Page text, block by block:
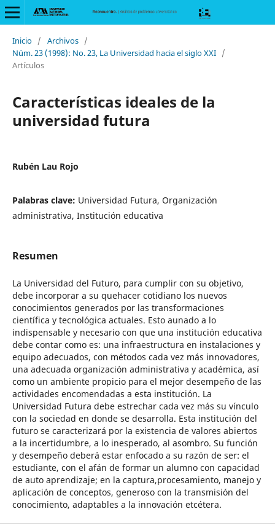
Inicio / Archivos /
Núm. 23 (1998): No. 23, La Universidad hacia el siglo XXI /
Artículos
Características ideales de la
universidad futura
Rubén Lau Rojo
Palabras clave: Universidad Futura, Organización
administrativa, Institución educativa
Resumen
La Universidad del Futuro, para cumplir con su objetivo,
debe incorporar a su quehacer cotidiano los nuevos
conocimientos generados por las transformaciones
científica y tecnológica actuales. Esto aunado a lo
indispensable y necesario con que una institución educativa
debe contar como es: una infraestructura en instalaciones y
equipo adecuados, con métodos cada vez más innovadores,
una adecuada organización administrativa y académica, así
como un ambiente propicio para el mejor desempeño de las
actividades encomendadas a esta institución. La
Universidad Futura debe estrechar cada vez más su vínculo
con la sociedad en donde se desarrolla. Esta institución del
futuro se caracterizará por la existencia de valores abiertos
a la incertidumbre, a lo inesperado, al asombro. Su función
y desempeño deberá estar enfocado a su razón de ser: el
estudiante, con el afán de formar un alumno con capacidad
de auto aprendizaje; en la captura,procesamiento, manejo y
aplicación de conceptos, generoso con la transmisión del
conocimiento, adaptables a la innovación etcétera.